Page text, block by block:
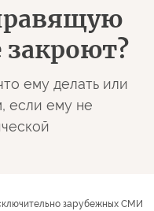
ему делать или
если ему не
зарубежных СМИ